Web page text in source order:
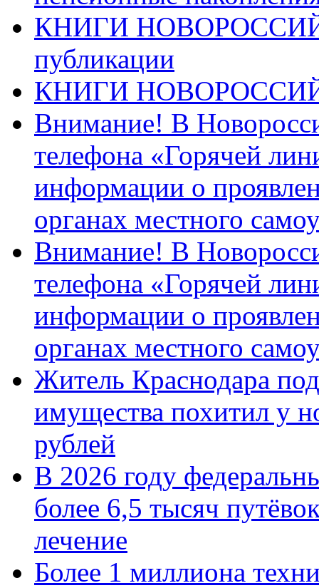
КНИГИ
публикации
КНИГИ
Внимание! В
телефона «Горячей
информации о
органах местного
Внимание! В
телефона «Горячей
информации о
органах местного
Житель Краснодара
имущества похитил у
рублей
В 2026 году
более 6,5 тысяч
лечение
Более 1 миллиона